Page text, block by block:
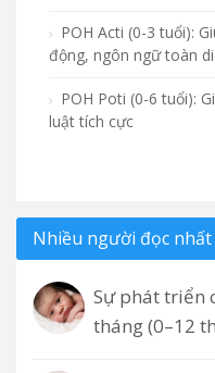
POH Acti (0-3 tuổi):
động, ngôn ngữ toàn
POH Poti (0-6 tuổi):
luật tích cực
Nhiều người đọc nhất
Sự phát triển
tháng (0–12